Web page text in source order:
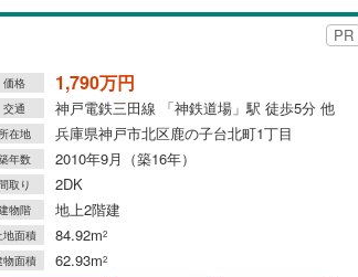
PR
価格 1,790万円
交通 神戸電鉄三田線 「神鉄道場」駅 徒歩5分 他
所在地 兵庫県神戸市北区鹿の子台北町1丁目
年数 2010年9月（築16年）
取り 2DK
物階 地上2階建
地面積 84.92m2
物面積 62.93m2